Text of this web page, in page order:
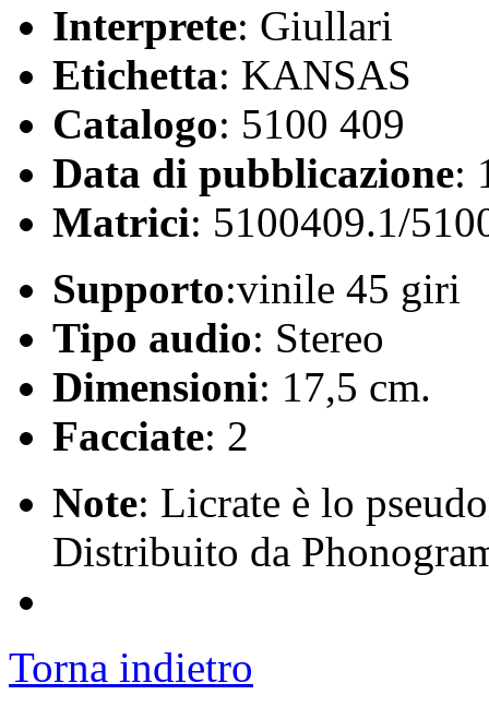
Interprete: Giullari
Etichetta: KANSAS
Catalogo: 5100 409
Data di pubblicazione:
Matrici: 5100409.1/
Supporto:vinile 45 giri
Tipo audio: Stereo
Dimensioni: 17,5 cm.
Facciate: 2
Note: Licrate è lo
Distribuito da
Torna indietro